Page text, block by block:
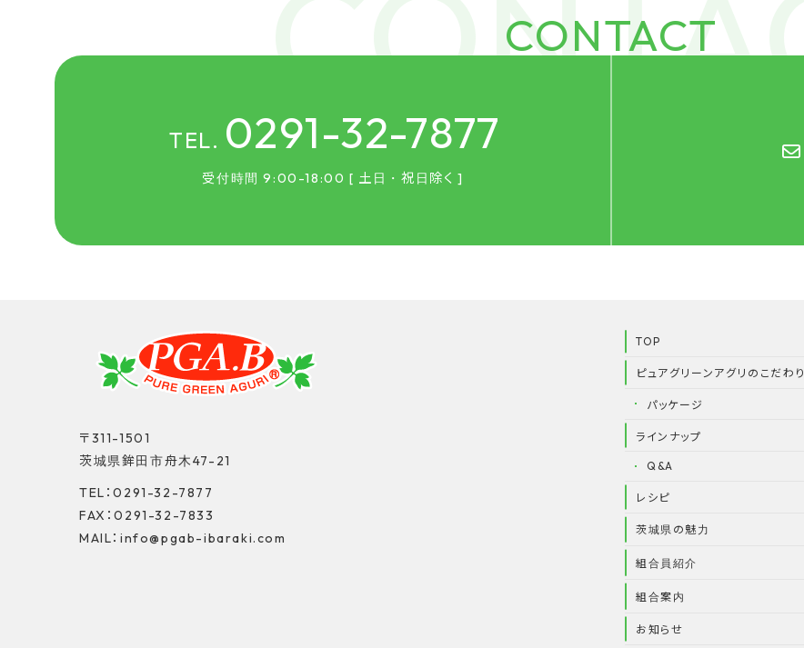
CONTACT
TEL. 0291-32-7877
受付時間 9:00-18:00 [ 土日・祝日除く ]
〒311-1501
茨城県鉾田市舟木47-21
TEL：0291-32-7877
FAX：0291-32-7833
MAIL：info@pgab-ibaraki.com
TOP
ピュアグリーンアグリのこだわり
パッケージ
ラインナップ
Q&A
レシピ
茨城県の魅力
組合員紹介
組合案内
お知らせ